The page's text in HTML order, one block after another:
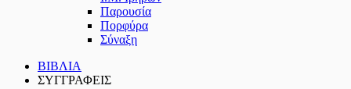
Παρουσία
Πορφύρα
Σύναξη
ΒΙΒΛΙΑ
ΣΥΓΓΡΑΦΕΙΣ